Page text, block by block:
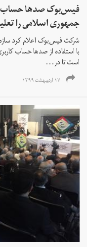
فیس‌بوک صدها حساب
جمهوری اسلامی را
با استفاده از صدها حساب
است تا در...
۱۷ اردیبهشت ۱۳۹۹